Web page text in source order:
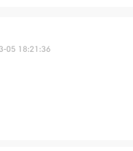
05 18:21:36